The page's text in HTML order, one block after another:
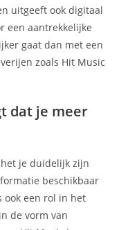
uitgeeft ook digitaal
een aantrekkelijke
gaat dan met een
zoals Hit Music
dat je meer
je duidelijk zijn
beschikbaar
ook een rol in het
de vorm van